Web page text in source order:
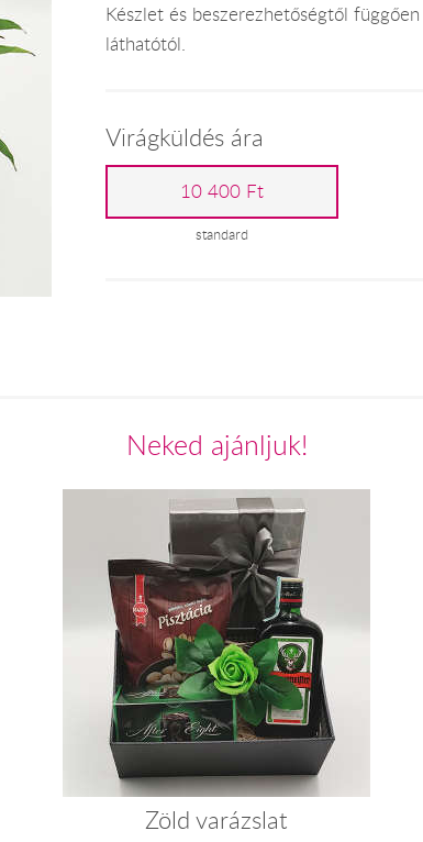
Készlet és beszerezhetőségtől
láthatótól.
Virágküldés ára
10 400 Ft
standard
Neked ajánljuk!
Zöld varázslat